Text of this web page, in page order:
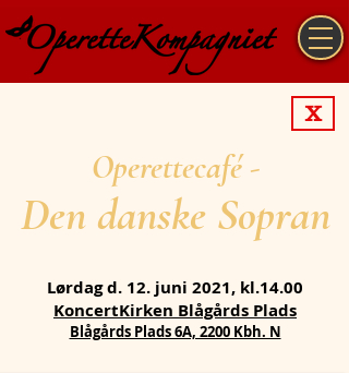
X
Operettecafé -
Den danske Sopran
Lørdag d. 12. juni 2021, kl.14.00
KoncertKirken Blågårds Plads
Blågårds Plads 6A, 2200 Kbh. N